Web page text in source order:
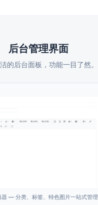
后台管理界面
的后台面板，功能一目了然。
器 — 分类、标签、特色图片一站式管理